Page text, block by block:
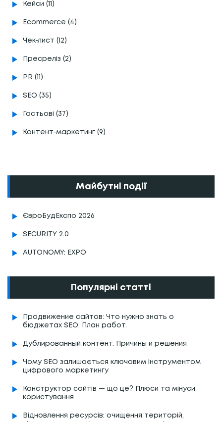
Кейси (11)
Ecommerce (4)
Чек-лист (12)
Пресреліз (2)
PR (11)
SEO (35)
Гостьові (37)
Контент-маркетинг (9)
Майбутні події
ЄвроБудЕкспо 2026
SECURITY 2.0
AUTONOMY: EXPO
Популярні статті
Продвижение сайтов: Что нужно знать о
бюджетах SEO. План работ.
Дублированный контент. Причины и решения
Чому SEO залишається ключовим інструментом
цифрового маркетингу
Конструктор сайтів — що це? Плюси та мінуси
користування
Відновлення ресурсів: очищення територій,